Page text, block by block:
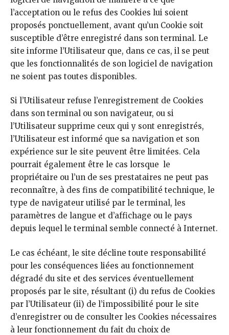
l’acceptation ou le refus des Cookies lui soient
proposés ponctuellement, avant qu’un Cookie soit
susceptible d’être enregistré dans son terminal. Le
site informe l’Utilisateur que, dans ce cas, il se peut
que les fonctionnalités de son logiciel de navigation
ne soient pas toutes disponibles.
Si l’Utilisateur refuse l’enregistrement de Cookies
dans son terminal ou son navigateur, ou si
l’Utilisateur supprime ceux qui y sont enregistrés,
l’Utilisateur est informé que sa navigation et son
expérience sur le site peuvent être limitées. Cela
pourrait également être le cas lorsque le
propriétaire ou l’un de ses prestataires ne peut pas
reconnaître, à des fins de compatibilité technique, le
type de navigateur utilisé par le terminal, les
paramètres de langue et d’affichage ou le pays
depuis lequel le terminal semble connecté à Internet.
Le cas échéant, le site décline toute responsabilité
pour les conséquences liées au fonctionnement
dégradé du site et des services éventuellement
proposés par le site, résultant (i) du refus de Cookies
par l’Utilisateur (ii) de l’impossibilité pour le site
d’enregistrer ou de consulter les Cookies nécessaires
à leur fonctionnement du fait du choix de